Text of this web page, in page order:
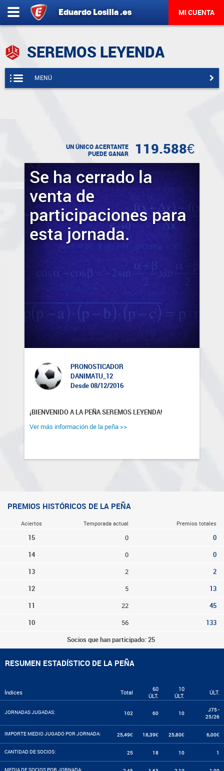
Eduardo Losilla.es MI CUENTA
SEREMOS LEYENDA
MENÚ
UN ÚNICO ACERTANTE
PUEDE GANAR
119.588€
Se ha cerrado la
venta de
participaciones para
esta jornada.
PRONOSTICADOR
DANIMATU_12
Desde 08/12/2016
¡BIENVENIDO A LA PEÑA SEREMOS LEYENDA!
Ver más información de la peña >>
PREMIOS HISTÓRICOS DE LA PEÑA
Aciertos Temporada actual Premios totales
15 0 0
14 0 0
13 2 2
12 5 13
11 22 45
10 56 133
Socios que han participado: 25
RESUMEN ESTADÍSTICO DE LA PEÑA
Índices Total
60
ÚLT.
10
ÚLT.
ÚLT.
JORNADAS JUGADAS: 102 60 10
J75 -
25/26
IMPORTE MEDIO JUGADO POR JORNADA: 25,49€ 18,39€ 25,80€ 6,00€
CANTIDAD DE SOCIOS: 25 18 10 1